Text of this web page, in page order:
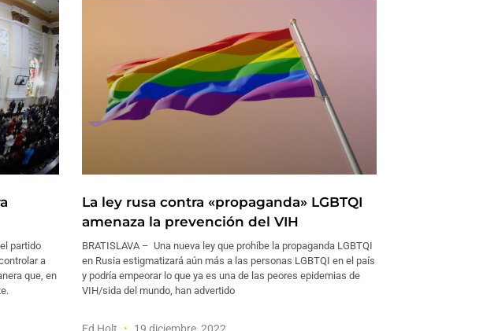
partido
a
que, en
La ley rusa contra «propaganda» LGBTQI
amenaza la prevención del VIH
BRATISLAVA – Una nueva ley que prohíbe la propaganda LGBTQI
en Rusia estigmatizará aún más a las personas LGBTQI en el país
y podría empeorar lo que ya es una de las peores epidemias de
VIH/sida del mundo, han advertido
Ed Holt 19 diciembre, 2022